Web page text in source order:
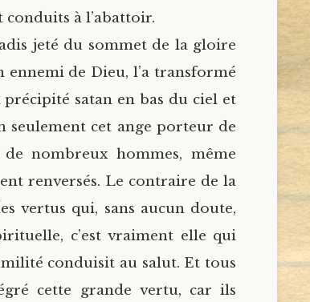
à l’abattoir.
jeté du sommet de la gloire
de Dieu, l’a transformé
précipité satan en bas du ciel et
seulement cet ange porteur de
nombreux hommes, même
renversés. Le contraire de la
vertus qui, sans aucun doute,
c’est vraiment elle qui
conduisit au salut. Et tous
cette grande vertu, car ils